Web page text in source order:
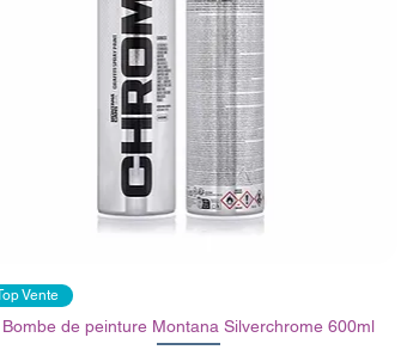
Vente
Bombe de peinture Montana Silverchrome 600ml